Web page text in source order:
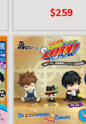
鷗 皇冠 王冠
$259